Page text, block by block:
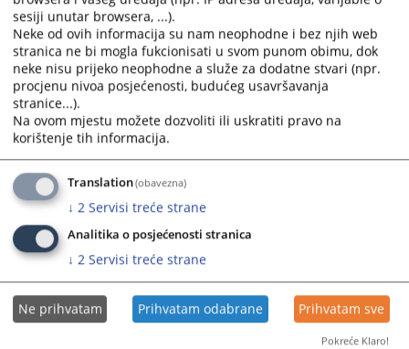
Prijem pošte
Razgledanje spisa
Žalbe na sudske odluke
Medijacija
Sudska policija
Akti suda
Stručni suradnici
Službenici i namještenici
Elektronska zemljišna knjiga
Zemljišne knjige
Izvješća o radu suda
Program rada
Povijest
Osnutak suda
sesiji unutar browsera, ...).
Neke od ovih informacija su nam neophodne i bez njih web
stranica ne bi mogla fukcionisati u svom punom obimu, dok
neke nisu prijeko neophodne a služe za dodatne stvari (npr.
procjenu nivoa posjećenosti, budućeg usavršavanja
stranice...).
Na ovom mjestu možete dozvoliti ili uskratiti pravo na
korištenje tih informacija.
Translation(obavezna)
↓ 2 Servisi treće strane
Analitika o posjećenosti stranica
↓ 2 Servisi treće strane
Ne prihvatam Prihvatam odabrane Prihvatam sve
Pokreće Klaro!